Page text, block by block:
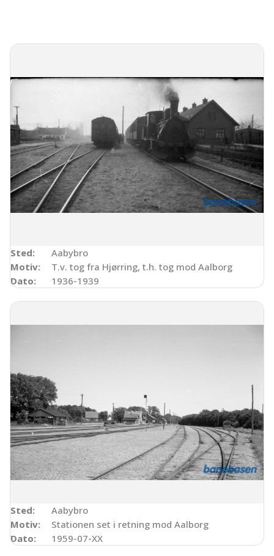
Sted:
Aabybro
Motiv:
T.v. tog fra Hjørring, t.h. tog mod Aalborg
Dato:
1936-1939
Sted:
Aabybro
Motiv:
Stationen set i retning mod Aalborg
Dato:
1959-07-XX